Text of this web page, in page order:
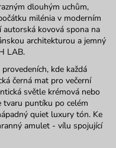
dlouhým uchům,
milénia v moderním
kovová spona na
architekturou a jemný
LAB.
kde každá
černá mat pro večerní
světle krémová nebo
tvaru puntíku po celém
quiet luxury tón. Ke
amulet - vílu spojující